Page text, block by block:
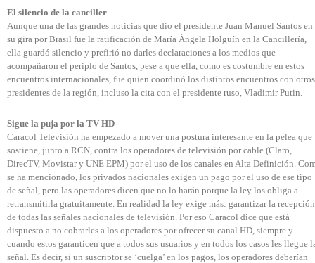
El silencio de la canciller
Aunque una de las grandes noticias que dio el presidente Juan Manuel Santos en
su gira por Brasil fue la ratificación de María Ángela Holguín en la Cancillería,
ella guardó silencio y prefirió no darles declaraciones a los medios que
acompañaron el periplo de Santos, pese a que ella, como es costumbre en estos
encuentros internacionales, fue quien coordinó los distintos encuentros con otros
presidentes de la región, incluso la cita con el presidente ruso, Vladimir Putin.
Sigue la puja por la TV HD
Caracol Televisión ha empezado a mover una postura interesante en la pelea que
sostiene, junto a RCN, contra los operadores de televisión por cable (Claro,
DirecTV, Movistar y UNE EPM) por el uso de los canales en Alta Definición.
se ha mencionado, los privados nacionales exigen un pago por el uso de ese tipo
de señal, pero las operadores dicen que no lo harán porque la ley los obliga a
retransmitirla gratuitamente. En realidad la ley exige más: garantizar la recepción
de todas las señales nacionales de televisión. Por eso Caracol dice que está
dispuesto a no cobrarles a los operadores por ofrecer su canal HD, siempre y
cuando estos garanticen que a todos sus usuarios y en todos los casos les llegue
señal. Es decir, si un suscriptor se ‘cuelga’ en los pagos, los operadores deberían